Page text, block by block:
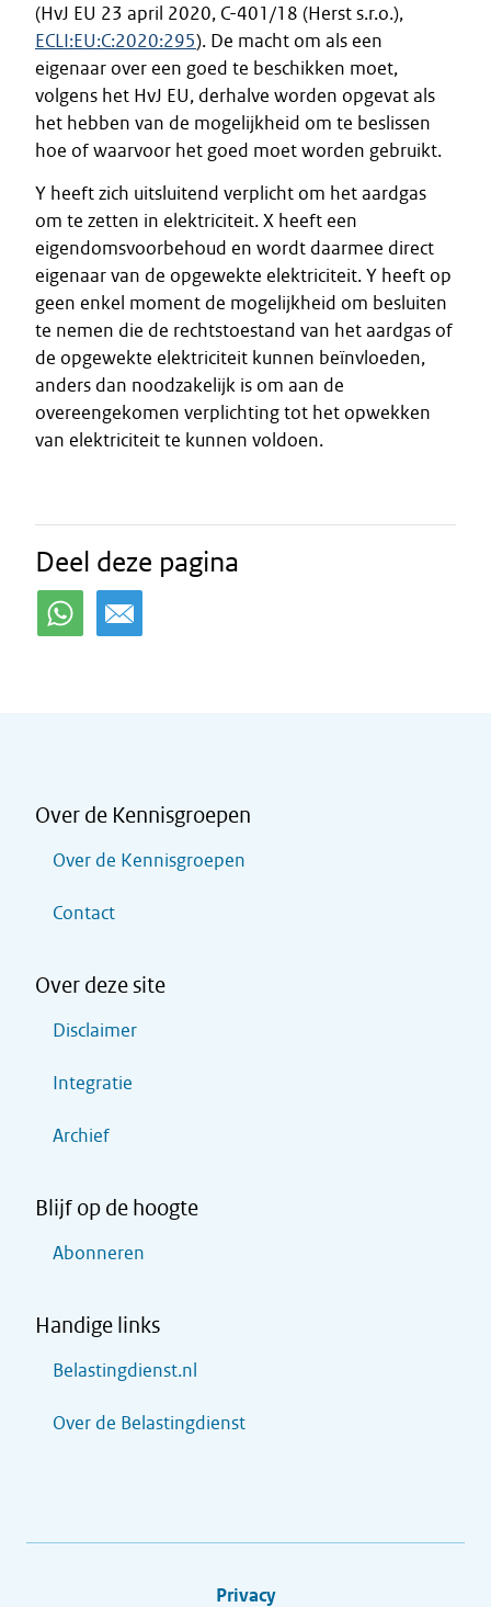
(HvJ EU 23 april 2020, C-401/18 (Herst s.r.o.),
ECLI:EU:C:2020:295). De macht om als een
eigenaar over een goed te beschikken moet,
volgens het HvJ EU, derhalve worden opgevat als
het hebben van de mogelijkheid om te beslissen
hoe of waarvoor het goed moet worden gebruikt.
Y heeft zich uitsluitend verplicht om het aardgas
om te zetten in elektriciteit. X heeft een
eigendomsvoorbehoud en wordt daarmee direct
eigenaar van de opgewekte elektriciteit. Y heeft op
geen enkel moment de mogelijkheid om besluiten
te nemen die de rechtstoestand van het aardgas of
de opgewekte elektriciteit kunnen beïnvloeden,
anders dan noodzakelijk is om aan de
overeengekomen verplichting tot het opwekken
van elektriciteit te kunnen voldoen.
Deel deze pagina
Over de Kennisgroepen
Over de Kennisgroepen
Contact
Over deze site
Disclaimer
Integratie
Archief
Blijf op de hoogte
Abonneren
Handige links
Belastingdienst.nl
Over de Belastingdienst
Privacy